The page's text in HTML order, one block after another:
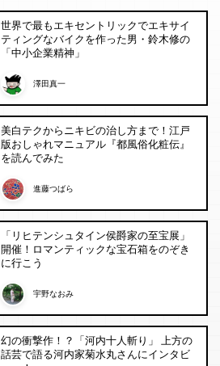
世界で最もエキセントリックでエキサイ
ティングなバイクを作った男・鈴木修の
「中小企業精神」
澤田真一
美白テクからニキビの治し方まで！江戸
版おしゃれマニュアル『都風俗化粧伝』
を読んでみた
進藤つばら
「リヒテンシュタイン侯爵家の至宝展」
開催！ロマンティックな宝石箱をのぞき
に行こう
宇野なおみ
幻の衝撃作！？「河内十人斬り」 上方の
話芸で語る河内家菊水丸さんにインタビ